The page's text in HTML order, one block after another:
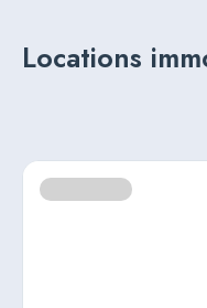
Locations